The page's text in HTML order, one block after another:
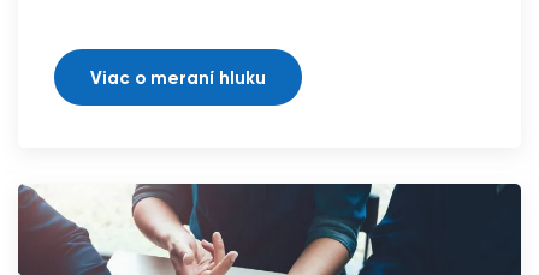
Viac o meraní hluku